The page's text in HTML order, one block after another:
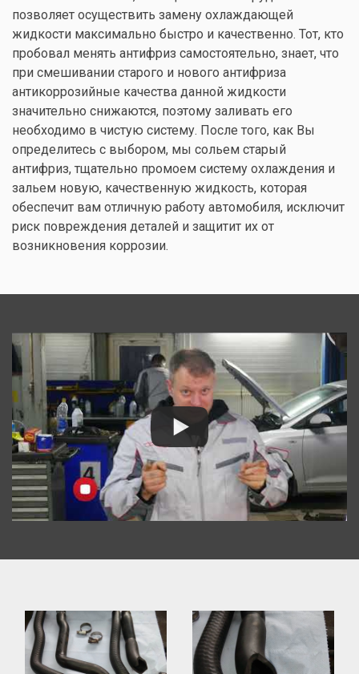
позволяет осуществить замену охлаждающей
жидкости максимально быстро и качественно. Тот, кто
пробовал менять антифриз самостоятельно, знает, что
при смешивании старого и нового антифриза
антикоррозийные качества данной жидкости
значительно снижаются, поэтому заливать его
необходимо в чистую систему. После того, как Вы
определитесь с выбором, мы сольем старый
антифриз, тщательно промоем систему охлаждения и
зальем новую, качественную жидкость, которая
обеспечит вам отличную работу автомобиля, исключит
риск повреждения деталей и защитит их от
возникновения коррозии.